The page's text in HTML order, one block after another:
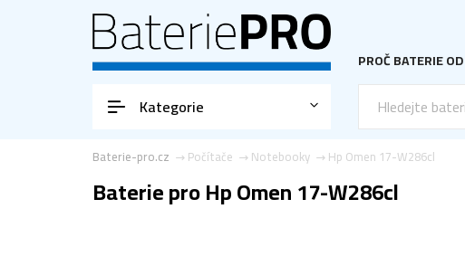
PROČ BATERIE
Kategorie
Hp Omen 17-W286cl
Notebooky
Počítače
Baterie-pro.cz
Baterie pro Hp Omen 17-W286cl